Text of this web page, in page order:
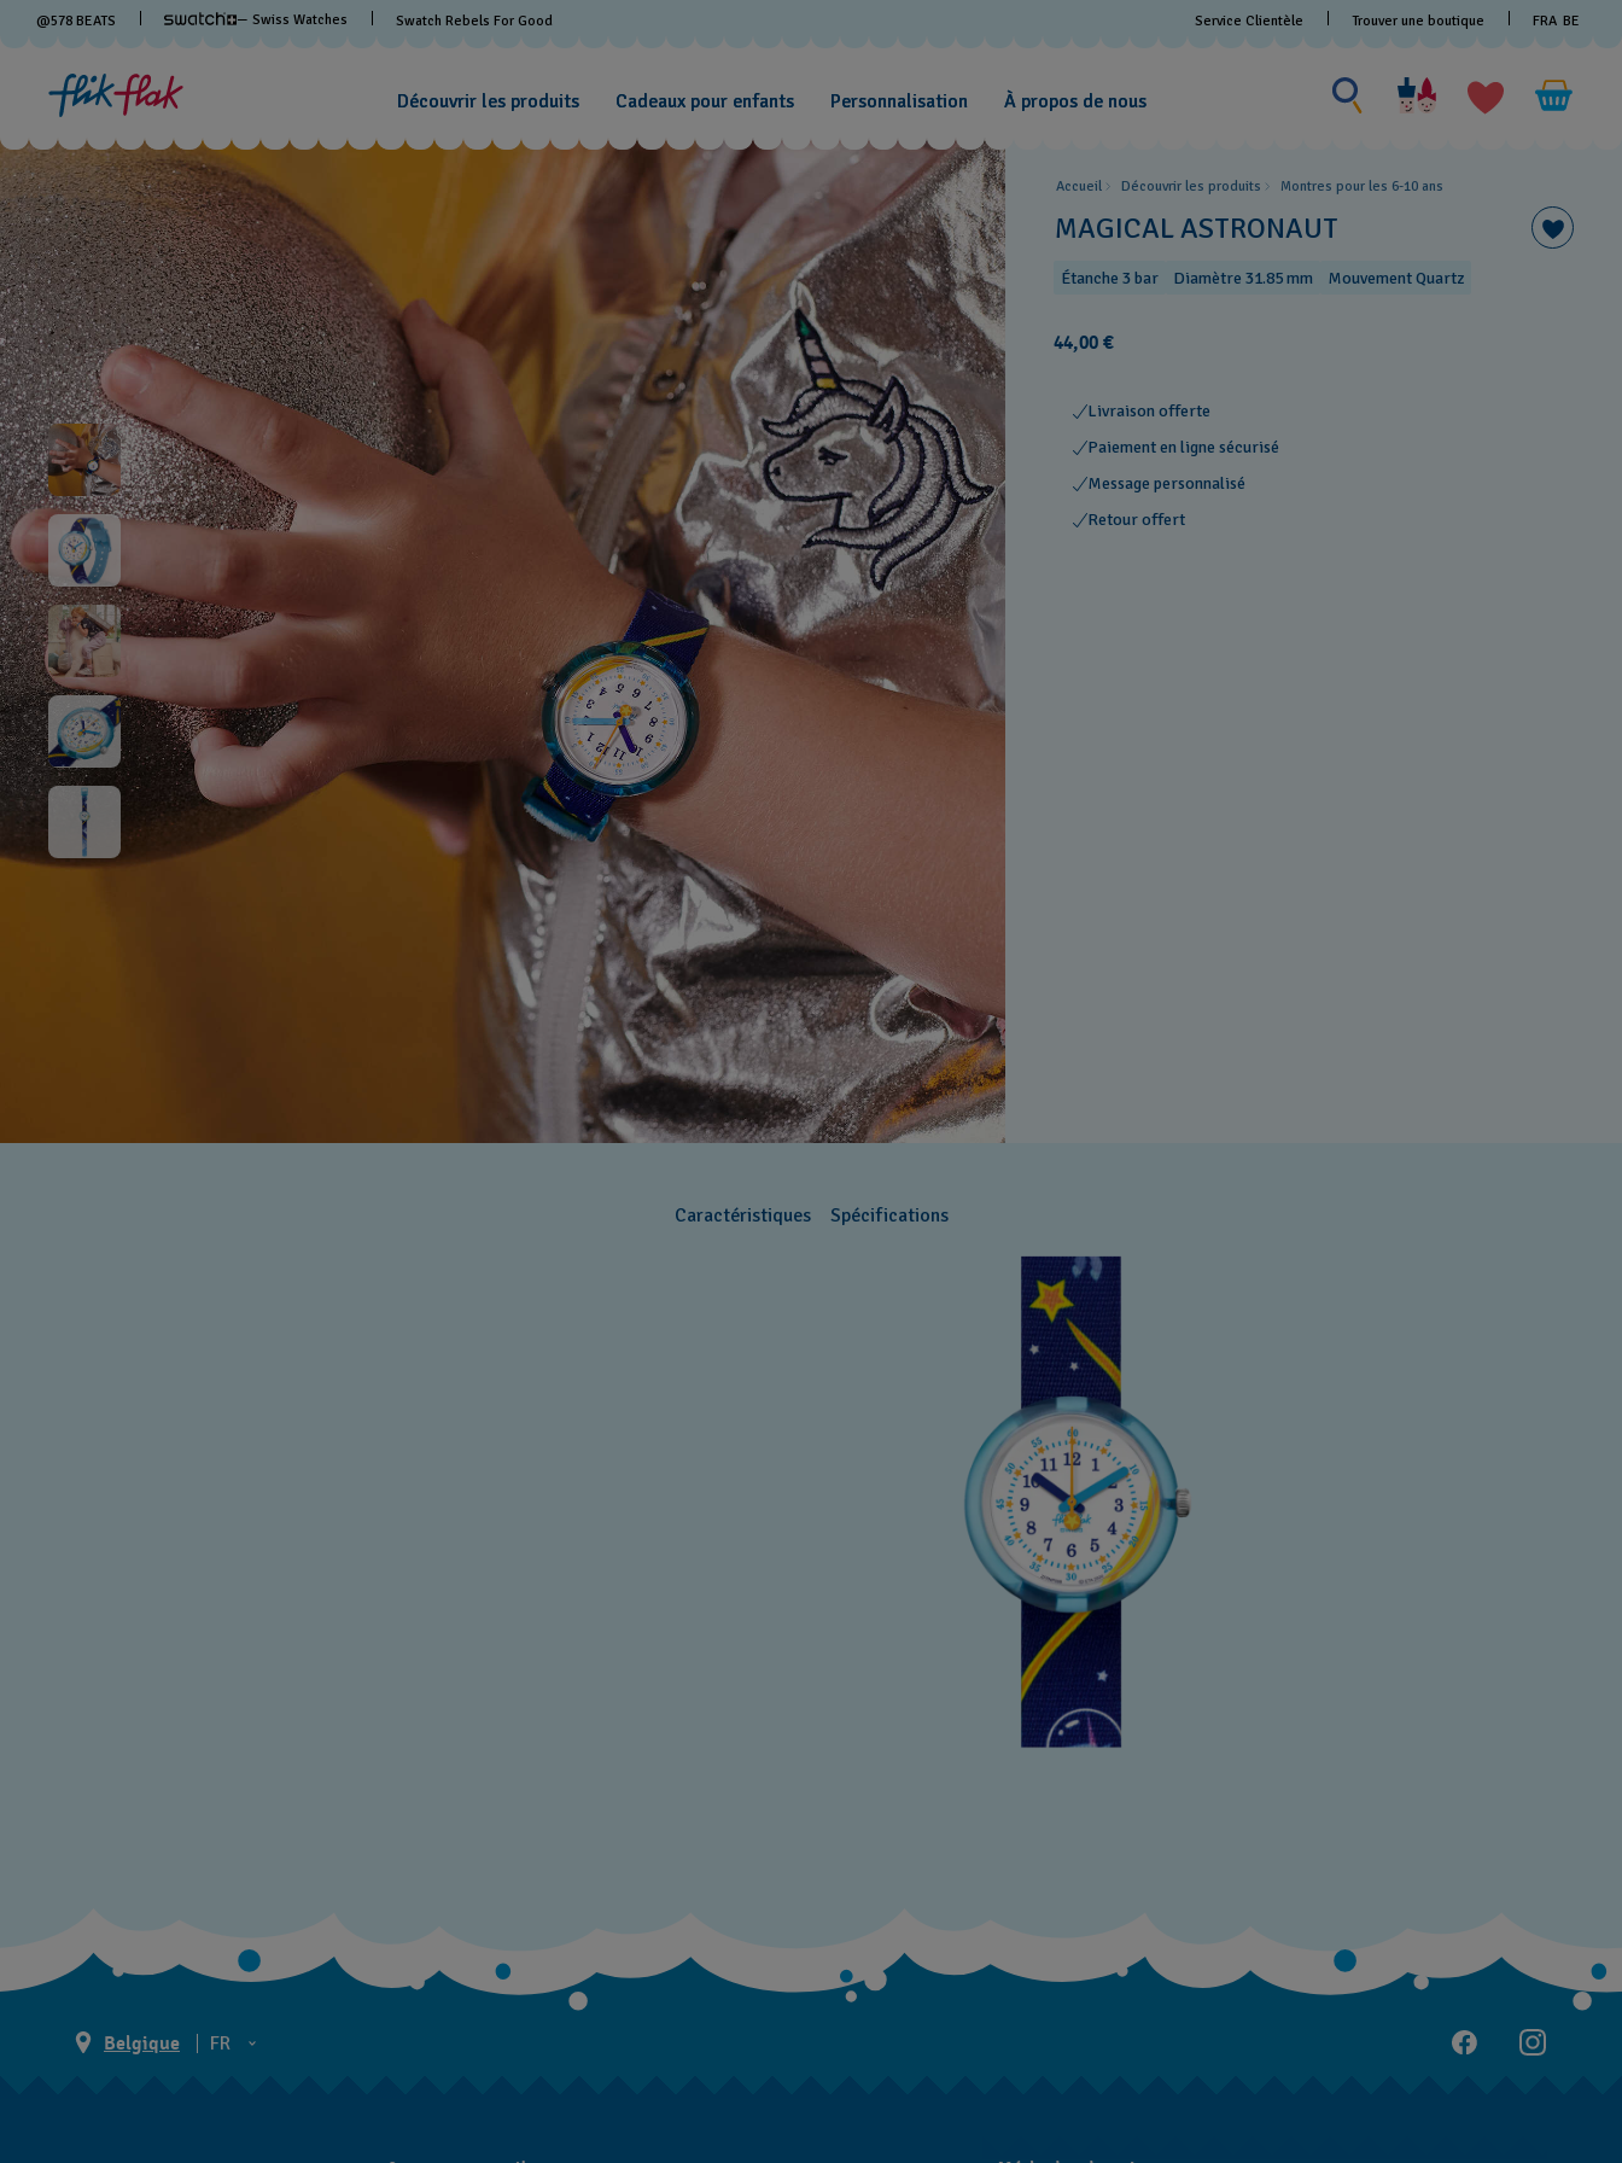
@578 BEATS — Swiss Watches Swatch Rebels For Good Service Clientèle Trouver une boutique FRA BE
Découvrir les produits Cadeaux pour enfants Personnalisation À propos de nous
Rechercher
un
produit
Accueil Découvrir les produits Montres pour les 6-10 ans
MAGICAL ASTRONAUT
Étanche 3 bar Diamètre 31.85 mm Mouvement Quartz
44,00 €
Livraison offerte
Paiement en ligne sécurisé
Message personnalisé
Retour offert
Caractéristiques Spécifications
Belgique
FR